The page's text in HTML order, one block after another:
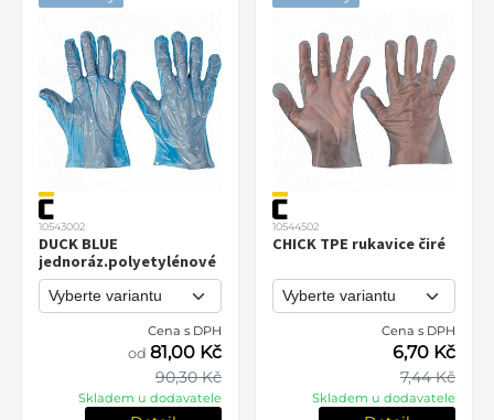
10543002
DUCK BLUE
jednoráz.polyetylénové
Cena s DPH
90,30 Kč
od 81,00 Kč
Skladem u dodavatele
10544502
CHICK TPE rukavice čiré
Cena s DPH
7,44 Kč
6,70 Kč
Skladem u dodavatele